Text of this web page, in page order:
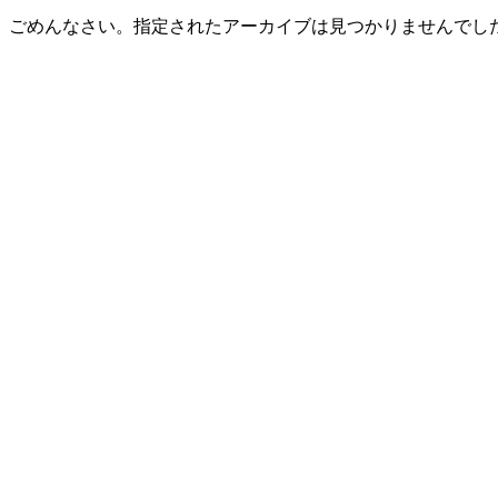
ごめんなさい。指定されたアーカイブは見つかりませんでし